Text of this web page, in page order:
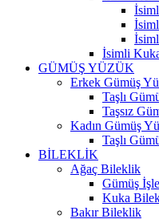
İsimli
GÜMÜŞ YÜZÜK
Erkek Gümüş
Taşlı
Taşsız
Kadın Gümüş
Taşlı
BİLEKLİK
Ağaç Bileklik
Gümüş
Kuka
Bakır Bileklik